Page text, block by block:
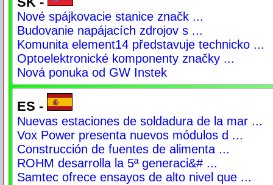
Nové spájkovacie stanice značk ...
Budovanie napájacích zdrojov s ...
Komunita element14 představuje technicko ...
Optoelektronické komponenty značky ...
Nová ponuka od GW Instek
ES -
Nuevas estaciones de soldadura de la mar ...
Vox Power presenta nuevos módulos d ...
Construcción de fuentes de alimenta ...
ROHM desarrolla la 5ª generaci&# ...
Samtec ofrece ensayos de alto nivel que ...